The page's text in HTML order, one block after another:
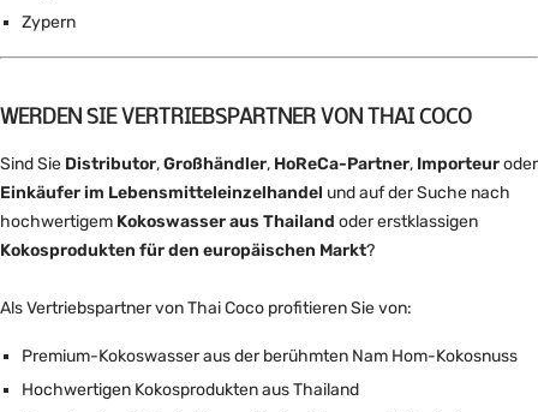
Zypern
WERDEN SIE VERTRIEBSPARTNER VON THAI COCO
Sind Sie Distributor,Großhändler, HoReCa-Partner, Importeuroder
Einkäufer im Lebensmitteleinzelhandel und auf der Suche nach
hochwertigem Kokoswasser aus Thailand oder erstklassigen
Kokosprodukten für den europäischen Markt?
Als Vertriebspartner von Thai Coco profitieren Sie von:
Premium-Kokoswasser aus der berühmten Nam Hom-Kokosnuss
Hochwertigen Kokosprodukten aus Thailand